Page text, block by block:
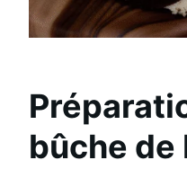
bûche de